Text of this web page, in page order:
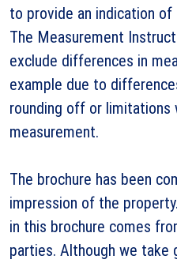
to provide an indication
The Measurement
exclude differences in
example due to
rounding off or limitations
measurement.
The brochure has been
impression of the
in this brochure comes
parties. Although we take